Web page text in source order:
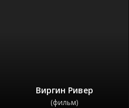
Виргин Ривер
(фильм)